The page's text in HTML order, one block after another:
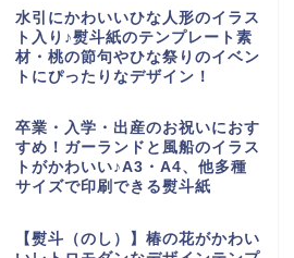
水引にかわいいひな人形のイラス
ト入り♪熨斗紙のテンプレート素
材・桃の節句やひな祭りのイベン
トにぴったりなデザイン！
卒業・入学・出産のお祝いにおす
すめ！ガーランドと風船のイラス
トがかわいい♪A3・A4、他多種
サイズで印刷できる熨斗紙
【熨斗（のし）】椿の花がかわい